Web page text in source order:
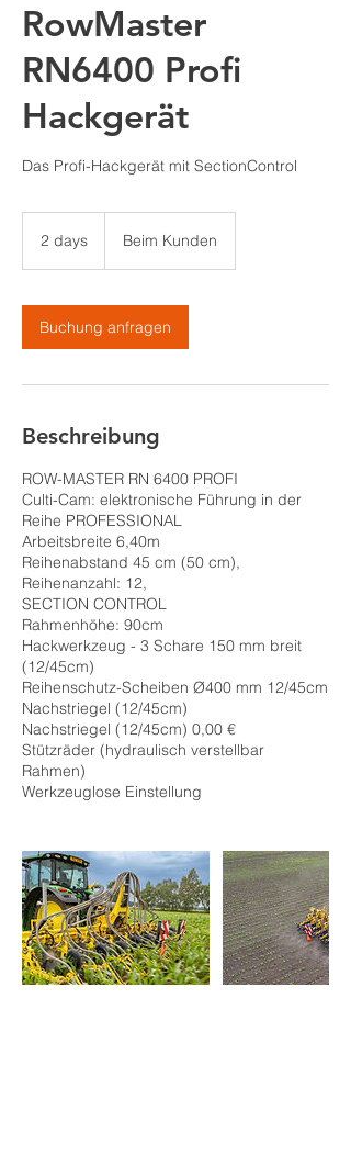
RowMaster
RN6400 Profi
Hackgerät
Das Profi-Hackgerät mit SectionControl
2 days
y
s
Beim Kunden
Buchung anfragen
Beschreibung
ROW-MASTER RN 6400 PROFI
Culti-Cam: elektronische Führung in der
Reihe PROFESSIONAL
Arbeitsbreite 6,40m
Reihenabstand 45 cm (50 cm),
Reihenanzahl: 12,
SECTION CONTROL
Rahmenhöhe: 90cm
Hackwerkzeug - 3 Schare 150 mm breit
(12/45cm)
Reihenschutz-Scheiben Ø400 mm 12/45cm
Nachstriegel (12/45cm)
Nachstriegel (12/45cm) 0,00 €
Stützräder (hydraulisch verstellbar
Rahmen)